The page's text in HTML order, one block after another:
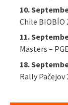
10.
Chile BIOBÍO
11.
Masters –
18.
Rally Pačejov